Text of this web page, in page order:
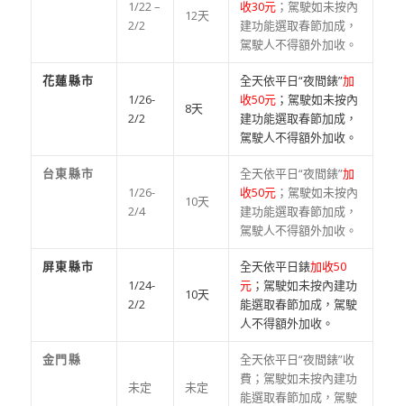
1/22 –
2/2
12天
收30元；駕駛如未按內
建功能選取春節加成，
駕駛人不得額外加收。
花蓮縣市
1/26-
2/2
8天
全天依平日“夜間錶”加
收50元；駕駛如未按內
建功能選取春節加成，
駕駛人不得額外加收。
台東縣市
1/26-
2/4
10天
全天依平日“夜間錶”加
收50元；駕駛如未按內
建功能選取春節加成，
駕駛人不得額外加收。
屏東縣市
1/24-
2/2
10天
全天依平日錶加收50
元；駕駛如未按內建功
能選取春節加成，駕駛
人不得額外加收。
金門縣
未定
未定
全天依平日“夜間錶”收
費；駕駛如未按內建功
能選取春節加成，駕駛